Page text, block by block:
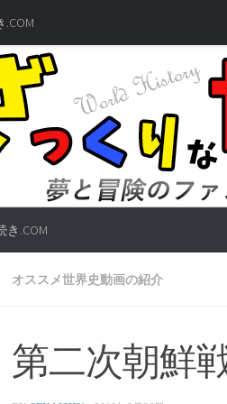
き.COM
オススメ世界史動画の紹介
第二次朝鮮